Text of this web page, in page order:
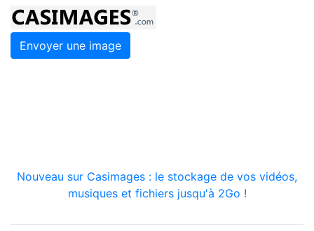
Envoyer une image
Nouveau sur Casimages : le stockage de vos vidéos,
musiques et fichiers jusqu'à 2Go !